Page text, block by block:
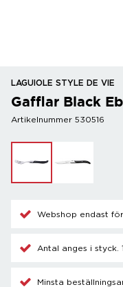
LAGUIOLE STYLE DE VIE
Gafflar Black
Artikelnummer 530516
Webshop endast
Antal anges i styck.
Minsta